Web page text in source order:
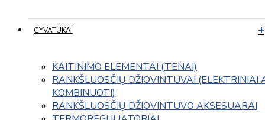
GYVATUKAI
KAITINIMO ELEMENTAI (TENAI)
RANKŠLUOSČIŲ DŽIOVINTUVAI (ELEKTRINIAI
KOMBINUOTI)
RANKŠLUOSČIŲ DŽIOVINTUVO AKSESUARAI